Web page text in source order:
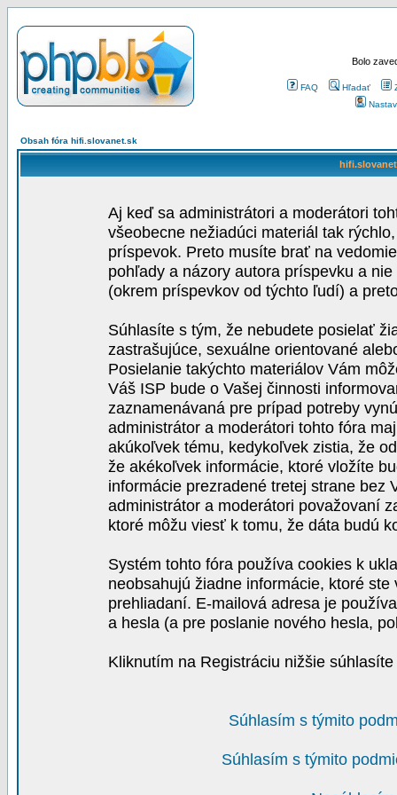
Bolo
FAQ Hľadať
Obsah fóra hifi.slovanet.sk
Aj keď sa administrátori a moderátori
všeobecne nežiadúci materiál tak
príspevok. Preto musíte brať na
pohľady a názory autora príspevku a
(okrem príspevkov od týchto ľudí) a
Súhlasíte s tým, že nebudete posielať
zastrašujúce, sexuálne orientované
Posielanie takýchto materiálov Vám
Váš ISP bude o Vašej činnosti
zaznamenávaná pre prípad potreby
administrátor a moderátori tohto fóra
akúkoľvek tému, kedykoľvek zistia, že
že akékoľvek informácie, ktoré vložíte
informácie prezradené tretej strane bez
administrátor a moderátori považovaní
ktoré môžu viesť k tomu, že dáta budú
Systém tohto fóra používa cookies k
neobsahujú žiadne informácie, ktoré
prehliadaní. E-mailová adresa je
a hesla (a pre poslanie nového hesla,
Kliknutím na Registráciu nižšie
Súhlasím s týmito
Súhlasím s týmito